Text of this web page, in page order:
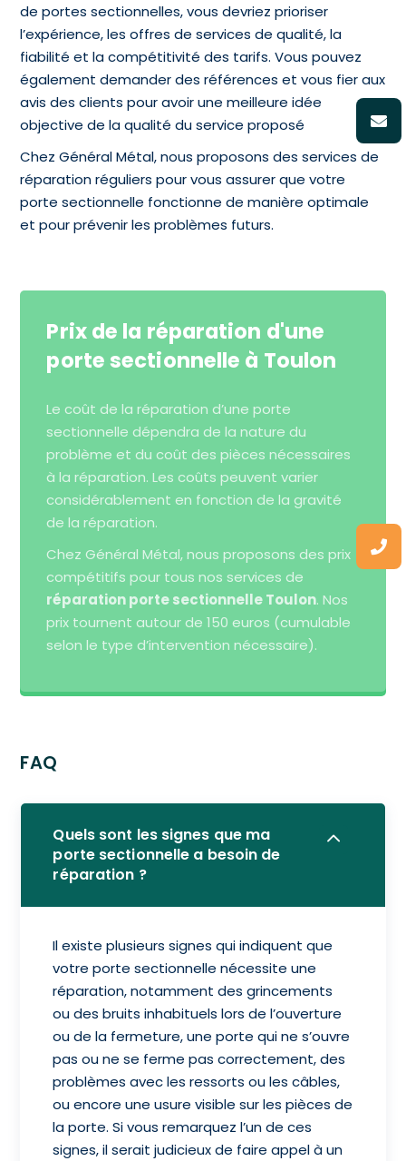
de portes sectionnelles, vous devriez prioriser
l’expérience, les offres de services de qualité, la
fiabilité et la compétitivité des tarifs. Vous pouvez
également demander des références et vous fier aux
avis des clients pour avoir une meilleure idée
objective de la qualité du service proposé
Chez Général Métal, nous proposons des services de
réparation réguliers pour vous assurer que votre
porte sectionnelle fonctionne de manière optimale
et pour prévenir les problèmes futurs.
Prix de la réparation d'une
porte sectionnelle à Toulon
Le coût de la réparation d’une porte
sectionnelle dépendra de la nature du
problème et du coût des pièces nécessaires
à la réparation. Les coûts peuvent varier
considérablement en fonction de la gravité
de la réparation.
Chez Général Métal, nous proposons des prix
compétitifs pour tous nos services de
réparation porte sectionnelle Toulon. Nos
prix tournent autour de 150 euros (cumulable
selon le type d’intervention nécessaire).
FAQ
Quels sont les signes que ma
porte sectionnelle a besoin de
réparation ?
Il existe plusieurs signes qui indiquent que
votre porte sectionnelle nécessite une
réparation, notamment des grincements
ou des bruits inhabituels lors de l’ouverture
ou de la fermeture, une porte qui ne s’ouvre
pas ou ne se ferme pas correctement, des
problèmes avec les ressorts ou les câbles,
ou encore une usure visible sur les pièces de
la porte. Si vous remarquez l’un de ces
signes, il serait judicieux de faire appel à un